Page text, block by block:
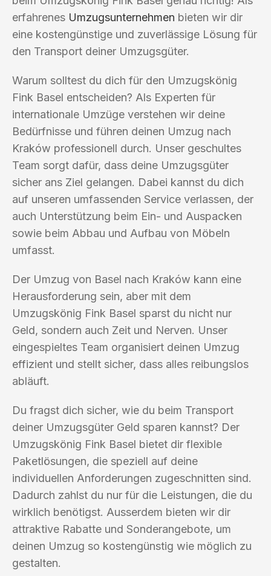
erfahrenes Umzugsunternehmen bieten wir dir
eine kostengünstige und zuverlässige Lösung für
den Transport deiner Umzugsgüter.
Warum solltest du dich für den Umzugskönig
Fink Basel entscheiden? Als Experten für
internationale Umzüge verstehen wir deine
Bedürfnisse und führen deinen Umzug nach
Kraków professionell durch. Unser geschultes
Team sorgt dafür, dass deine Umzugsgüter
sicher ans Ziel gelangen. Dabei kannst du dich
auf unseren umfassenden Service verlassen, der
auch Unterstützung beim Ein- und Auspacken
sowie beim Abbau und Aufbau von Möbeln
umfasst.
Der Umzug von Basel nach Kraków kann eine
Herausforderung sein, aber mit dem
Umzugskönig Fink Basel sparst du nicht nur
Geld, sondern auch Zeit und Nerven. Unser
eingespieltes Team organisiert deinen Umzug
effizient und stellt sicher, dass alles reibungslos
abläuft.
Du fragst dich sicher, wie du beim Transport
deiner Umzugsgüter Geld sparen kannst? Der
Umzugskönig Fink Basel bietet dir flexible
Paketlösungen, die speziell auf deine
individuellen Anforderungen zugeschnitten sind.
Dadurch zahlst du nur für die Leistungen, die du
wirklich benötigst. Ausserdem bieten wir dir
attraktive Rabatte und Sonderangebote, um
deinen Umzug so kostengünstig wie möglich zu
gestalten.